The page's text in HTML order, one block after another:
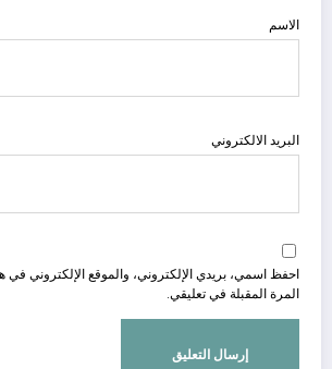
الاسم
البريد الالكتروني
احفظ اسمي، بريدي الإلكتروني، والموقع الإلكتروني في
المرة المقبلة في تعليقي.